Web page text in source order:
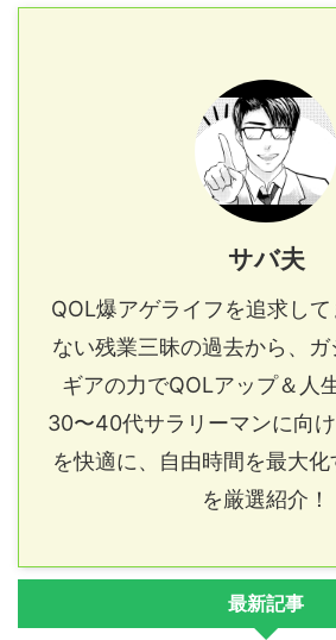
サバ夫
QOL爆アゲライフを追求し
ない残業三昧の過去から、
ギアの力でQOLアップ＆人
30〜40代サラリーマンに向
を快適に、自由時間を最大
を厳選紹介！
最新記事